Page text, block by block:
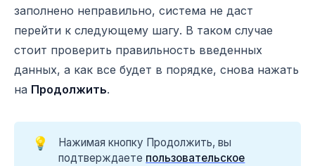
заполнено неправильно, система не даст
перейти к следующему шагу. В таком случае
стоит проверить правильность введенных
данных, а как все будет в порядке, снова нажать
на Продолжить.
💡
Нажимая кнопку Продолжить, вы
подтверждаете пользовательское